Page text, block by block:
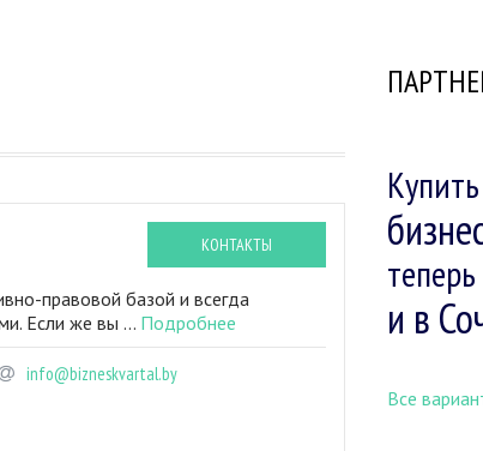
КОНТАКТЫ
правовой базой и всегда
Если же вы ... Подробнее
info@bizneskvartal.by
и в
Все